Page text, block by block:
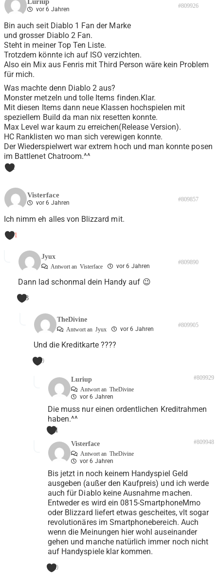
Luriup
vor 6 Jahren #809926
Bin auch seit Diablo 1 Fan der Marke
und grosser Diablo 2 Fan.
Steht in meiner Top Ten Liste.
Trotzdem könnte ich auf ISO verzichten.
Also ein Mix aus Fenris mit Third Person wäre kein Problem
für mich.
Was machte denn Diablo 2 aus?
Monster metzeln und tolle Items finden.Klar.
Mit diesen Items dann neue Klassen hochspielen mit
speziellem Build da man nix resetten konnte.
Max Level war kaum zu erreichen(Release Version).
HC Ranklisten wo man sich verewigen konnte.
Der Wiederspielwert war extrem hoch und man konnte posen
im Battlenet Chatroom.^^
1
Visterface
vor 6 Jahren #809857
Ich nimm eh alles von Blizzard mit.
-1
Jyux
Antwort an Visterface vor 6 Jahren
#809890
Dann lad schonmal dein Handy auf 😉
3
TheDivine
Antwort an Jyux vor 6 Jahren
#809905
Und die Kreditkarte ????
0
Luriup
Antwort an TheDivine
vor 6 Jahren
#809929
Die muss nur einen ordentlichen Kreditrahmen
haben.^^
1
Visterface
Antwort an TheDivine
vor 6 Jahren
#809948
Bis jetzt in noch keinem Handyspiel Geld
ausgeben (außer den Kaufpreis) und ich werde
auch für Diablo keine Ausnahme machen.
Entweder es wird ein 0815-SmartphoneMmo
oder Blizzard liefert etwas gescheites, vlt sogar
revolutionäres im Smartphonebereich. Auch
wenn die Meinungen hier wohl auseinander
gehen und manche natürlich immer noch nicht
auf Handyspiele klar kommen.
0